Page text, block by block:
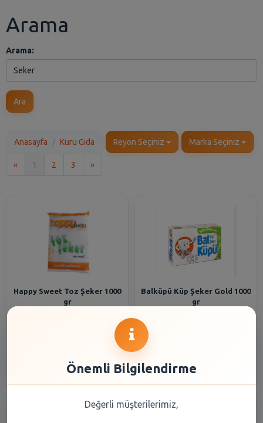
Arama
Arama:
Ara
Anasayfa Kuru Gıda Reyon Seçiniz Marka Seçiniz
« 1 2 3 »Son
Happy Sweet Toz Şeker 1000
gr
Balküpü Küp Şeker Gold 1000
gr
Önemli Bilgilendirme
Değerli müşterilerimiz,